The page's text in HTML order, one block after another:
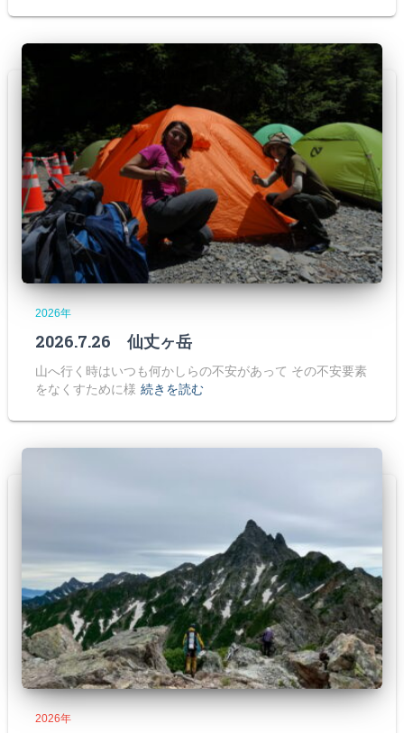
2026年
2026.7.26 仙丈ヶ岳
山へ行く時はいつも何かしらの不安があって その不安要素
をなくすために様 続きを読む
2026年